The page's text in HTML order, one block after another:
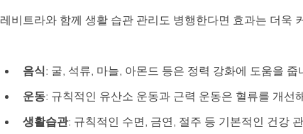
레비트라와 함께 생활 습관 관리도 병행한다면 효과는 더욱
음식: 굴, 석류, 마늘, 아몬드 등은 정력 강화에 도움을 줍
운동: 규칙적인 유산소 운동과 근력 운동은 혈류를 개선
생활습관: 규칙적인 수면, 금연, 절주 등 기본적인 건강